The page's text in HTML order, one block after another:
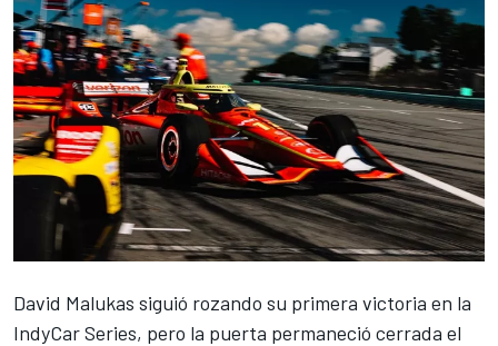
David Malukas siguió rozando su primera victoria en la
IndyCar Series, pero la puerta permaneció cerrada el